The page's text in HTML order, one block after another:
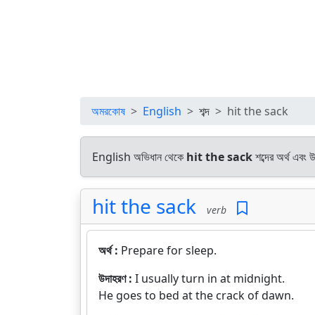
অমরকোষ English শব্দ hit the sack
English অভিধান থেকে hit the sackশব্দের অর্থ এবং
hit the sack verb
অর্থ : Prepare for sleep.
উদাহরণ : I usually turn in at midnight.
He goes to bed at the crack of dawn.